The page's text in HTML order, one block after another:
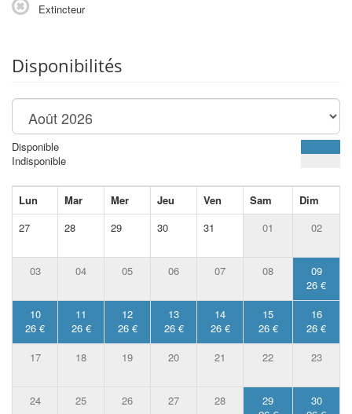
Extincteur
Disponibilités
Disponible
Indisponible
Lun Mar Mer Jeu Ven Sam
Dim
27
28 29 30 31 01 02
03 04 05 06 07 08
09
26 €
10
26 €
11
26 €
12
26 €
13
26 €
14
26 €
15
26 €
16
26 €
17
18 19 20 21 22 23
24 25 26 27 28
29
30